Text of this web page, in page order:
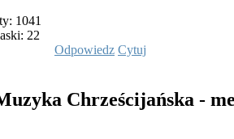
1041
22
Odpowiedz Cytuj
Chrześcijańska -